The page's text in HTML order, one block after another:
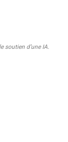
soutien d’une IA.